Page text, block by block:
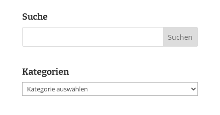
Suche
Kategorien
Kategorien